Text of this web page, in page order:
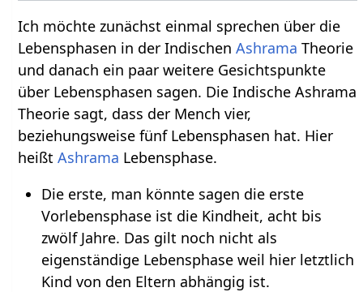
Ich möchte zunächst einmal sprechen über die
Lebensphasen in der IndischenAshrama Theorie
und danach ein paar weitere Gesichtspunkte
über Lebensphasen sagen. Die Indische Ashrama
Theorie sagt, dass der Mench vier,
beziehungsweise fünf Lebensphasen hat. Hier
heißtAshrama Lebensphase.
Die erste, man könnte sagen die erste
Vorlebensphase ist die Kindheit, acht bis
zwölf Jahre. Das gilt noch nicht als
eigenständige Lebensphase weil hier letztlich
Kind von den Eltern abhängig ist.